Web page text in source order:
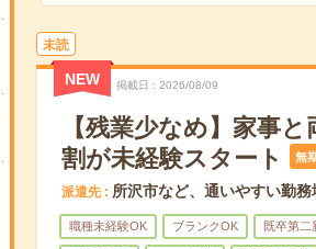
未読
NEW 掲載日 2026/08/09
【残業少なめ】家事
割が未経験スタート
無
派遣先 所沢市など、通いやすい勤
職種未経験OK ブランクOK 既卒第二